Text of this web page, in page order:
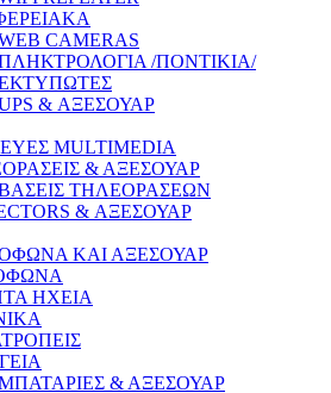
CAMERAS
/ΠΟΝΤΙΚΙΑ/
& ΑΞΕΣΟΥΑΡ
MULTIMEDIA
& ΑΞΕΣΟΥΑΡ
ΤΗΛΕΟΡΑΣΕΩΝ
& ΑΞΕΣΟΥΑΡ
ΚΑΙ ΑΞΕΣΟΥΑΡ
ΗΧΕΙΑ
& ΑΞΕΣΟΥΑΡ